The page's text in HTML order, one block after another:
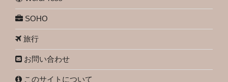
SOHO
旅行
お問い合わせ
このサイトについて